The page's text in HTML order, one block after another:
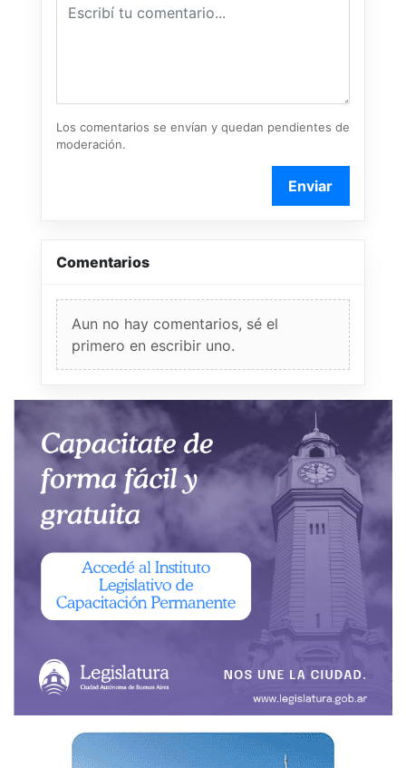
Los comentarios se envían y quedan pendientes de
moderación.
Enviar
Comentarios
Aun no hay comentarios, sé el
primero en escribir uno.